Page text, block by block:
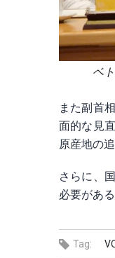
ベ
また副首
面的な見
原産地の
さらに、
必要があ
Tag: